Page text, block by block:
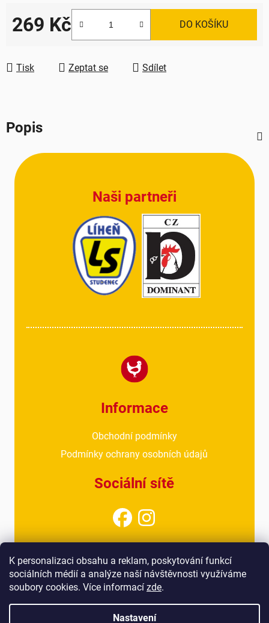
K personalizaci obsahu a reklam, poskytování funkcí
sociálních médií a analýze naší návštěvnosti využíváme
soubory cookies. Více informací zde.
Nastavení
269 Kč DO KOŠÍKU
Tisk Zeptat se Sdílet
Popis
Naši partneři
Informace
Obchodní podmínky
Podmínky ochrany osobních údajů
Sociální sítě
info@drubezarnahoresovice.cz